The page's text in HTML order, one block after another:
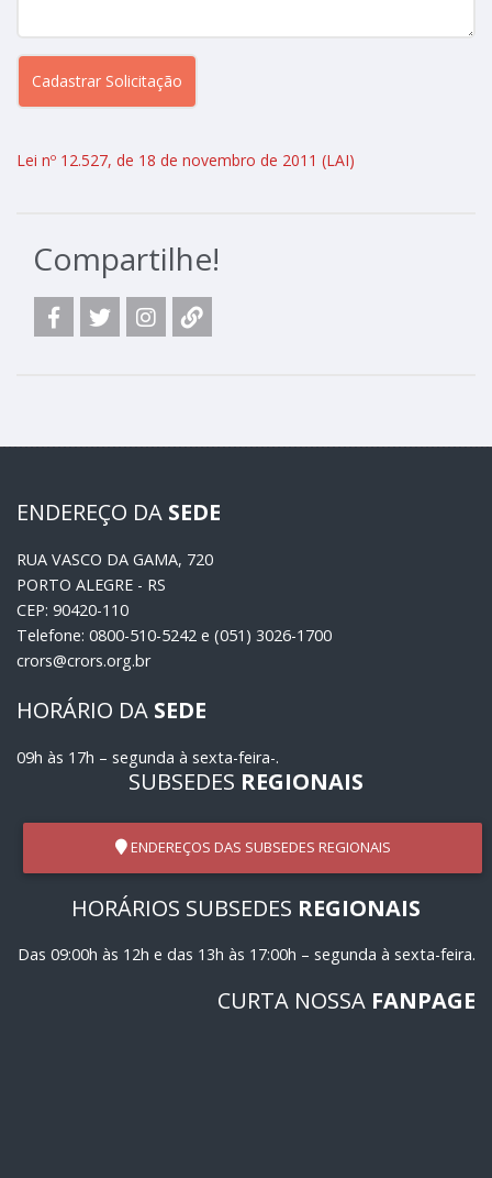
Lei nº 12.527, de 18 de novembro de 2011 (LAI)
Compartilhe!
ENDEREÇO DA SEDE
RUA VASCO DA GAMA, 720
PORTO ALEGRE - RS
CEP: 90420-110
Telefone: 0800-510-5242 e (051) 3026-1700
crors@crors.org.br
HORÁRIO DA SEDE
09h às 17h – segunda à sexta-feira-.
SUBSEDES REGIONAIS
ENDEREÇOS DAS SUBSEDES REGIONAIS
HORÁRIOS SUBSEDES REGIONAIS
Das 09:00h às 12h e das 13h às 17:00h – segunda à sexta-feira.
CURTA NOSSA FANPAGE